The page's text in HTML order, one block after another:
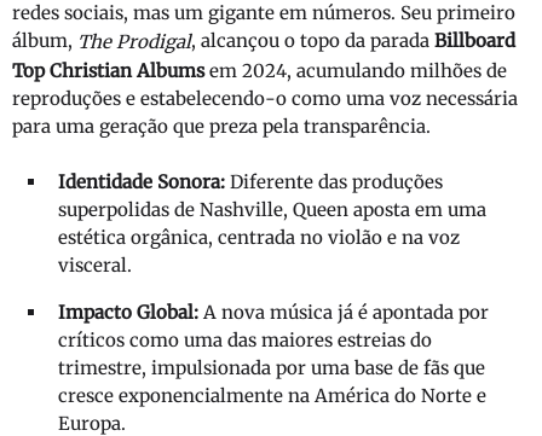
redes sociais, mas um gigante em números. Seu primeiro
álbum, The Prodigal, alcançou o topo da parada Billboard
Top Christian Albumsem 2024, acumulando milhões de
reproduções e estabelecendo-o como uma voz necessária
para uma geração que preza pela transparência.
Identidade Sonora: Diferente das produções
superpolidas de Nashville, Queen aposta em uma
estética orgânica, centrada no violão e na voz
visceral.
Impacto Global: A nova música já é apontada por
críticos como uma das maiores estreias do
trimestre, impulsionada por uma base de fãs que
cresce exponencialmente na América do Norte e
Europa.